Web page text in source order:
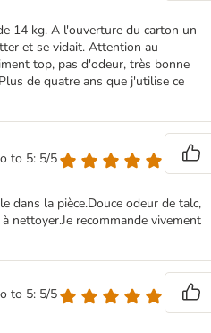
14 kg. A l'ouverture du carton un
et se vidait. Attention au
top, pas d'odeur, très bonne
de quatre ans que j'utilise ce
to 5: 5/5
dans la pièce.Douce odeur de talc,
nettoyer.Je recommande vivement
to 5: 5/5